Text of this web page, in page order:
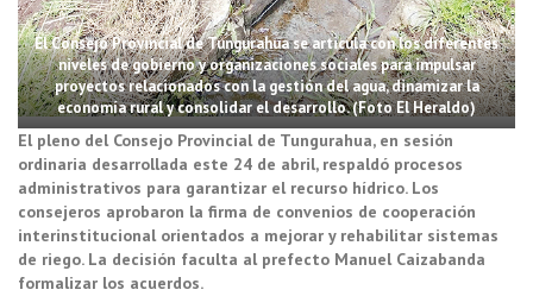
El Consejo Provincial de Tungurahua se articula con los diferentes
niveles de gobierno y organizaciones sociales para impulsar
proyectos relacionados con la gestión del agua, dinamizar la
economía rural y consolidar el desarrollo. (Foto El Heraldo)
El pleno del Consejo Provincial de Tungurahua, en sesión
ordinaria desarrollada este 24 de abril, respaldó procesos
administrativos para garantizar el recurso hídrico. Los
consejeros aprobaron la firma de convenios de cooperación
interinstitucional orientados a mejorar y rehabilitar sistemas
de riego. La decisión faculta al prefecto Manuel Caizabanda
formalizar los acuerdos.